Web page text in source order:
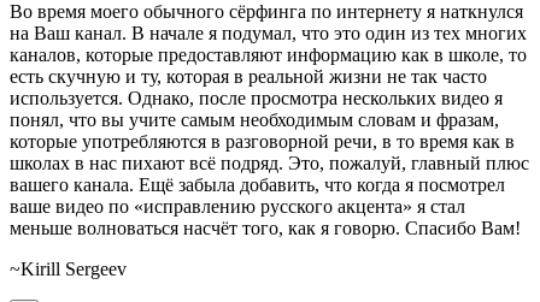
Во время моего обычного сёрфинга по интернету я наткнулся
на Ваш канал. В начале я подумал, что это один из тех многих
каналов, которые предоставляют информацию как в школе, то
есть скучную и ту, которая в реальной жизни не так часто
используется. Однако, после просмотра нескольких видео я
понял, что вы учите самым необходимым словам и фразам,
которые употребляются в разговорной речи, в то время как в
школах в нас пихают всё подряд. Это, пожалуй, главный плюс
вашего канала. Ещё забыла добавить, что когда я посмотрел
ваше видео по «исправлению русского акцента» я стал
меньше волноваться насчёт того, как я говорю. Спасибо Вам!
~Kirill Sergeev